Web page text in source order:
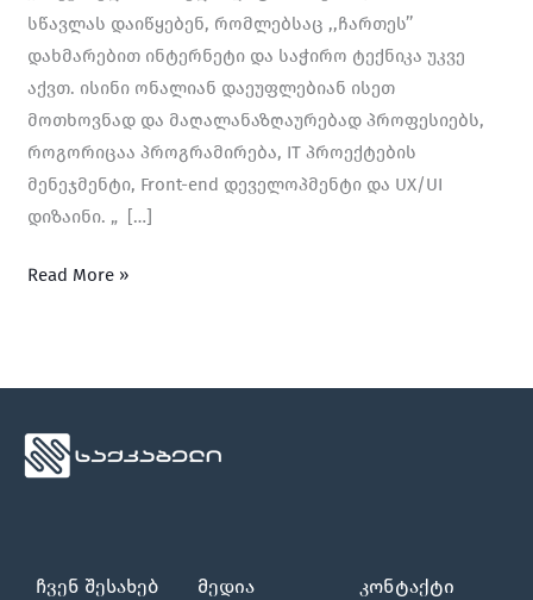
სწავლას დაიწყებენ, რომლებსაც ,,ჩართეს’’
დახმარებით ინტერნეტი და საჭირო ტექნიკა უკვე
აქვთ. ისინი ონალიან დაეუფლებიან ისეთ
მოთხოვნად და მაღალანაზღაურებად პროფესიებს,
როგორიცაა პროგრამირება, IT პროექტების
მენეჯმენტი, Front-end დეველოპმენტი და UX/UI
დიზაინი. „ […]
Read More »
ჩვენ შესახებ მედია კონტაქტი